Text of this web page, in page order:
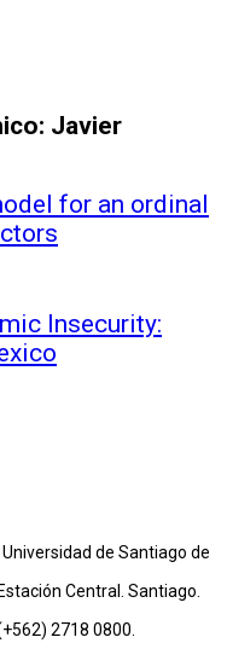
Javier
for an ordinal
Insecurity:
de Santiago de
Central. Santiago.
2718 0800.